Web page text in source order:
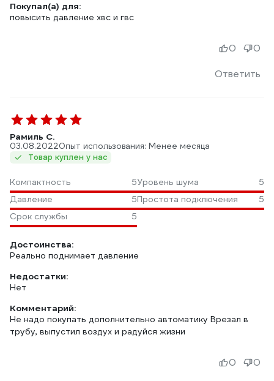
Покупал(а) для:
повысить давление хвс и гвс
Ответить
0 0
Рамиль С.
03.08.2022Опыт использования: Менее месяца
Товар куплен у нас
Компактность 5Уровень шума
5
Давление
5Простота подключения
5
Срок службы
5
Достоинства:
Реально поднимает давление
Недостатки:
Нет
Комментарий:
Не надо покупать дополнительно автоматику Врезал в
трубу, выпустил воздух и радуйся жизни
0 0